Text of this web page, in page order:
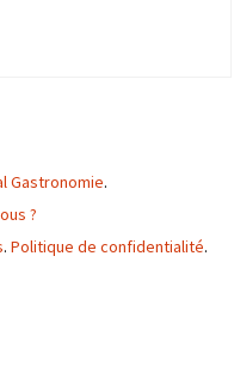
Gastronomie.
?
. Politique de confidentialité.